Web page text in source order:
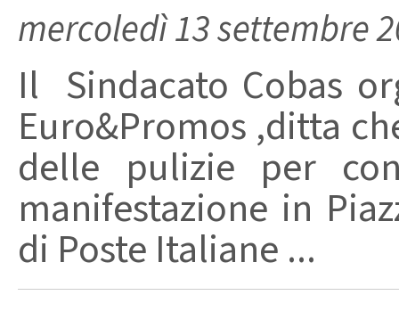
mercoledì 13 settembre
Il Sindacato Cobas
Euro&Promos ,ditta
delle pulizie per
manifestazione in
di Poste Italiane ...